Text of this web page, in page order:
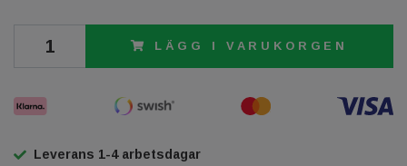
LÄGG I VARUKORGEN
Leverans 1-4 arbetsdagar